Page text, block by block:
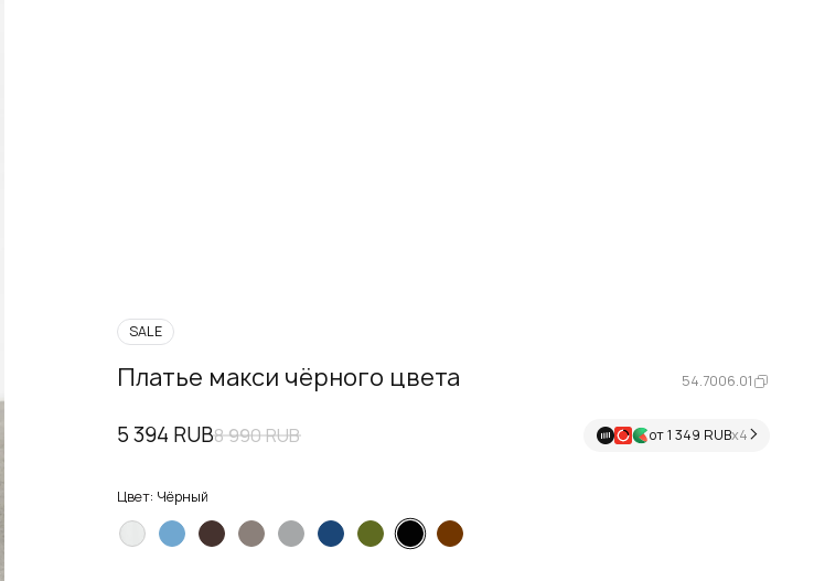
SALE
Платье макси чёрного цвета 54.7006.01
5 394 RUB8 990 RUB от 1 349 RUBх4
Цвет: Чёрный